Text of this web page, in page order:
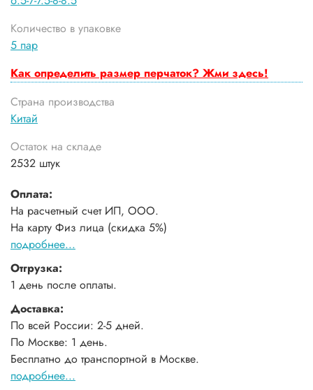
Количество в упаковке
5 пар
Как определить размер перчаток? Жми здесь!
Страна производства
Китай
Остаток на складе
2532 штук
Оплата:
На расчетный счет ИП, ООО.
На карту Физ лица (скидка 5%)
подробнее...
Отгрузка:
1 день после оплаты.
Доставка:
По всей России: 2-5 дней.
По Москве: 1 день.
Бесплатно до транспортной в Москве.
подробнее...